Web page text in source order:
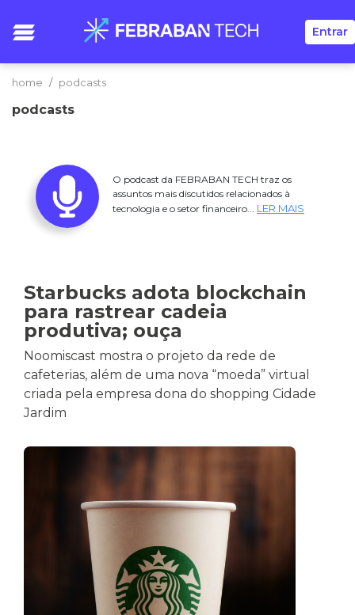
Entrar
home podcasts
podcasts
O podcast da FEBRABAN TECH traz os
assuntos mais discutidos relacionados à
tecnologia e o setor financeiro... LER MAIS
Starbucks adota blockchain
para rastrear cadeia
produtiva; ouça
Noomiscast mostra o projeto da rede de
cafeterias, além de uma nova “moeda” virtual
criada pela empresa dona do shopping Cidade
Jardim